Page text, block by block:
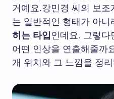
거예요.강민경 씨의 보조
는 일반적인 형태가 아니
히는 타입 인데요. 그렇
어떤 인상을 연출해줄까
개 위치와 그 느낌을 정